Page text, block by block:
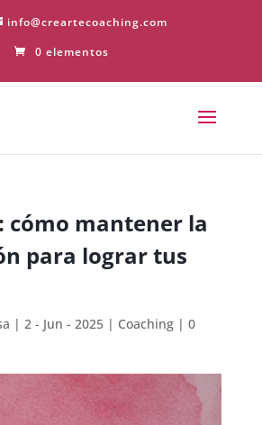
info@creartecoaching.com
0 elementos
cómo mantener la
para lograr tus
| 2 - Jun - 2025| Coaching| 0